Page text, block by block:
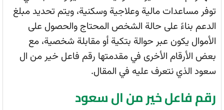
توفر مساعدات مالية وعلاجية وسكنية، ويتم تحديد مبلغ
الدعم بناءً على حالة الشخص المحتاج والحصول على
الأموال يكون عبر حوالة بتكية أو مقابلة شخصية، مع
بعض الأرقام الأخرى في مقدمتها رقم فاعل خير من ال
سعود الذي نتعرف عليه في المقال.
رقم فاعل خير من ال سعود